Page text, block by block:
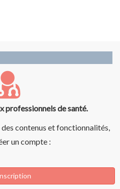
professionnels de santé.
contenus et fonctionnalités,
un compte :